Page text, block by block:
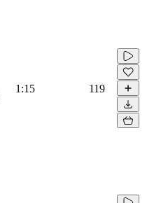
1:15 119